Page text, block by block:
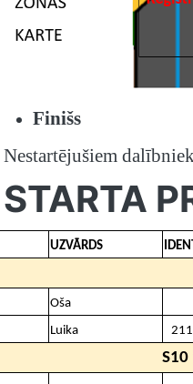
Finišs
Nestartējušiem
STARTA
UZVĀRDS
Oša
Luika
S10